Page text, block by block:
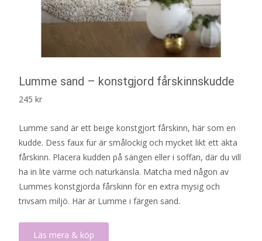
Lumme sand – konstgjord fårskinnskudde
245 kr
Lumme sand är ett beige konstgjort fårskinn, här som en
kudde. Dess faux fur är smålockig och mycket likt ett äkta
fårskinn. Placera kudden på sängen eller i soffan, där du vill
ha in lite värme och naturkänsla. Matcha med någon av
Lummes konstgjorda fårskinn för en extra mysig och
trivsam miljö. Här är Lumme i färgen sand.
Läs mera & köp